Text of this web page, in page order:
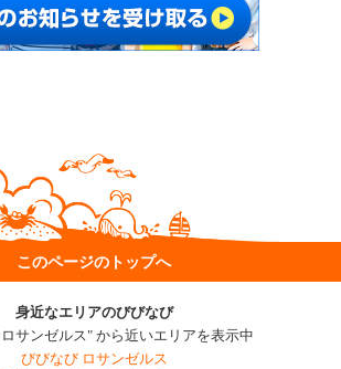
このページのトップへ
身近なエリアのびびなび
サンゼルス" から近いエリアを表示中
びびなび ロサンゼルス